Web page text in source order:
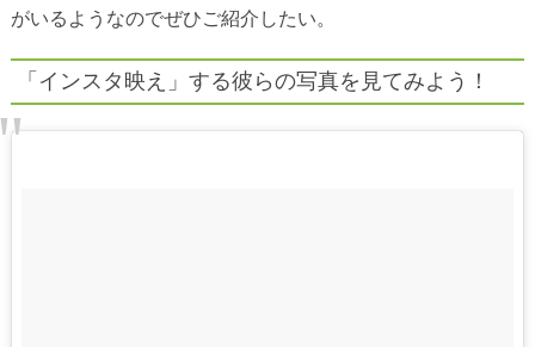
がいるようなのでぜひご紹介したい。
「インスタ映え」する彼らの写真を見てみよう！